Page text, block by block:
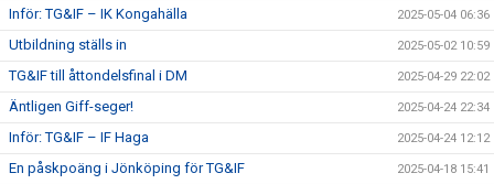
Inför: TG&IF – IK Kongahälla 2025-05-04 06:36
Utbildning ställs in 2025-05-02 10:59
TG&IF till åttondelsfinal i DM 2025-04-29 22:02
Äntligen Giff-seger! 2025-04-24 22:34
Inför: TG&IF – IF Haga 2025-04-24 12:12
En påskpoäng i Jönköping för TG&IF 2025-04-18 15:41